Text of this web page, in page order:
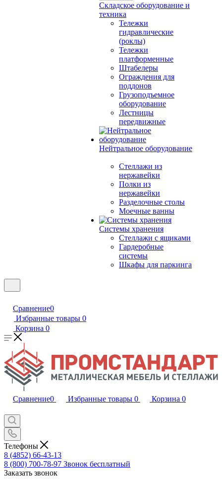
Складское оборудование и
техника
Тележки
гидравлические
(роклы)
Тележки
платформенные
Штабелеры
Ограждения для
поддонов
Грузоподъемное
оборудование
Лестницы
передвижные
Нейтральное оборудование
Стеллажи из
нержавейки
Полки из
нержавейки
Разделочные столы
Моечные ванны
Системы хранения
Стеллажи с ящиками
Гардеробные
системы
Шкафы для паркинга
Сравнение0
Избранные товары 0
Корзина 0
Сравнение0 Избранные товары 0 Корзина 0
Телефоны
8 (4852) 66-43-13
8 (800) 700-78-97 Звонок бесплатный
Заказать звонок